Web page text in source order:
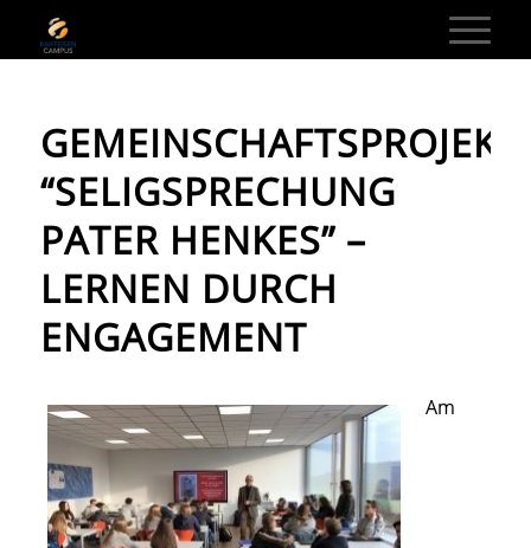
GEMEINSCHAFTSPROJEKT
“SELIGSPRECHUNG
PATER HENKES” –
LERNEN DURCH
ENGAGEMENT
Am